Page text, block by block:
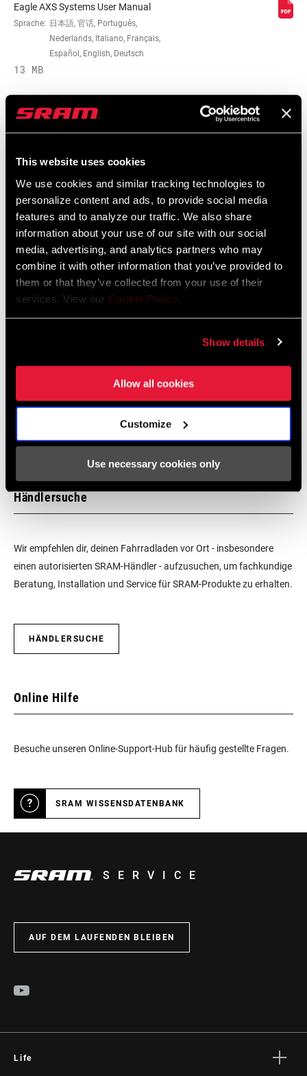
This website uses cookies
We use cookies and similar tracking technologies to
personalize content and ads, to provide social media
features and to analyze our traffic. We also share
information about your use of our site with our social
media, advertising, and analytics partners who may
combine it with other information that you’ve provided to
them or that they’ve collected from your use of their
services. View our Cookie Policy.
Show details
Allow all cookies
Customize
Use necessary cookies only
SCHALTWERK GX EAGLE AXS
UMWERFER VORNE
SCHALTER LINKS
SCHALTER RECHTS GX EAGLE CONTROLLER, POD
KURBEL n/a
KETTENBLATT n/a
LIEFERUMFANG
KASSETTE n/a
ROTOREN n/a
BREMSEN n/a
BATTERIE IM
LIEFERUMFANG
Yes - 1
LADEGERÄT IM
LIEFERUMFANG
LIEFERUMFANG
FAHRRADCOMPUTER
Eagle AXS Systems User Manual
Sprache: 日本語, 官话, Português,
Nederlands, Italiano, Français,
Español, English, Deutsch
13 MB
polski, Dansk, Český Jazyk, English
Ersatzteilkatalog
2023 SRAM Spare Parts Catalog
Sprache: English
70 MB
604kb
Händlersuche
Wir empfehlen dir, deinen Fahrradladen vor Ort - insbesondere
einen autorisierten SRAM-Händler - aufzusuchen, um fachkundige
Beratung, Installation und Service für SRAM-Produkte zu erhalten.
HÄNDLERSUCHE
Online Hilfe
Besuche unseren Online-Support-Hub für häufig gestellte Fragen.
SRAM WISSENSDATENBANK
SERVICE
AUF DEM LAUFENDEN BLEIBEN
Life